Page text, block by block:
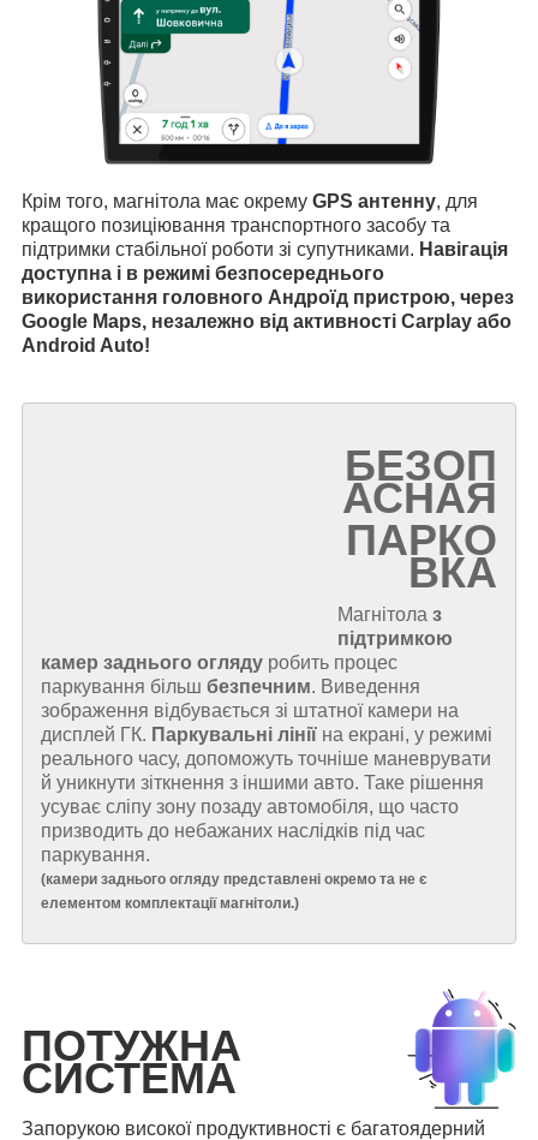
Крім того, магнітола має окрему GPS антенну, для
кращого позиціювання транспортного засобу та
підтримки стабільної роботи зі супутниками. Навігація
доступна і в режимі безпосереднього
використання головного Андроїд пристрою, через
Google Maps, незалежно від активності Carplay або
Android Auto!
БЕЗОП
АСНАЯ
ПАРКО
ВКА
Магнітола з
підтримкою
камер заднього огляду робить процес
паркування більш безпечним. Виведення
зображення відбувається зі штатної камери на
дисплей ГК. Паркувальні лінії на екрані, у режимі
реального часу, допоможуть точніше маневрувати
й уникнути зіткнення з іншими авто. Таке рішення
усуває сліпу зону позаду автомобіля, що часто
призводить до небажаних наслідків під час
паркування.
(камери заднього огляду представлені окремо та не є
елементом комплектації магнітоли.)
ПОТУЖНА
СИСТЕМА
Запорукою високої продуктивності є багатоядерний